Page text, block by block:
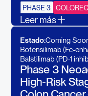
PHASE 3
Leer más
Cancer Trials
cabo un ensayo
evaluar la
botensilimab
la mejor atención
Estado:Coming
Botensilimab (Fc-
Balstilimab (PD-1
Phase 3
High-Risk